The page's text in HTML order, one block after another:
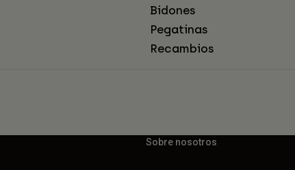
Bidones
Pegatinas
Recambios
Sobre nosotros